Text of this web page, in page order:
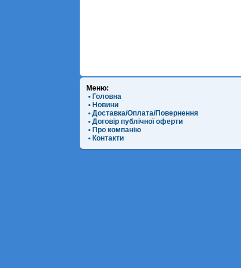
Меню:
• Головна
• Новини
• Доставка/Оплата/Повернення
• Договір публічної оферти
• Про компанію
• Контакти